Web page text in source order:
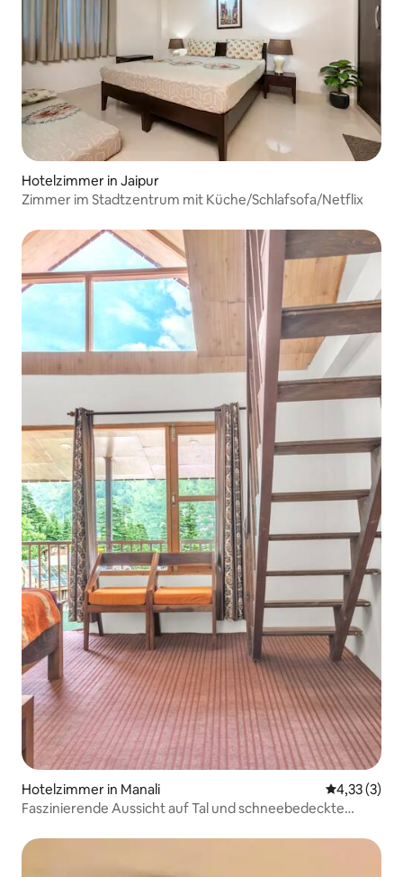
Hotelzimmer in Jaipur
Zimmer im Stadtzentrum mit Küche/Schlafsofa/Netflix
Hotelzimmer in Manali
4,33 (3)
Faszinierende Aussicht auf Tal und schneebedeckte